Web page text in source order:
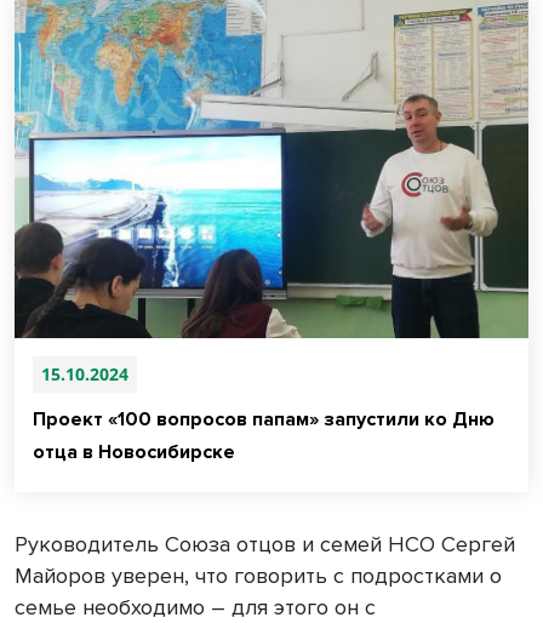
15.10.2024
Проект «100 вопросов папам» запустили ко Дню
отца в Новосибирске
Руководитель Союза отцов и семей НСО Сергей
Майоров уверен, что говорить с подростками о
семье необходимо – для этого он с